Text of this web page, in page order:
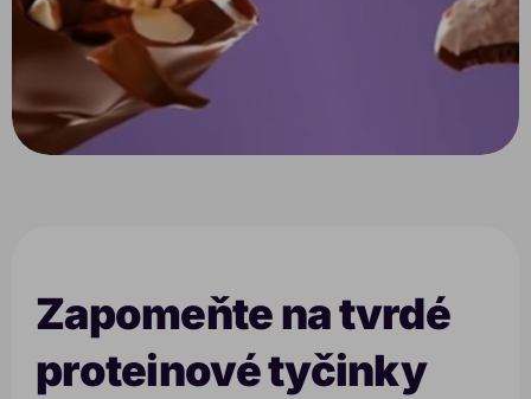
Zapomeňte na tvrdé
proteinové tyčinky